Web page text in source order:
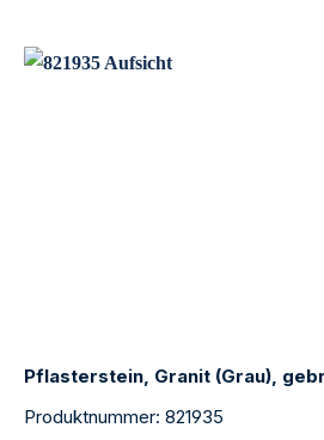
Pflasterstein, Granit (Grau),
Produktnummer: 821935